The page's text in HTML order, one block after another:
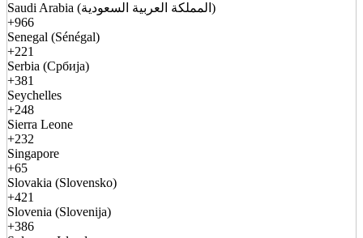
Saudi Arabia (المملكة العربية السعودية)
+966
Senegal (Sénégal)
+221
Serbia (Србија)
+381
Seychelles
+248
Sierra Leone
+232
Singapore
+65
Slovakia (Slovensko)
+421
Slovenia (Slovenija)
+386